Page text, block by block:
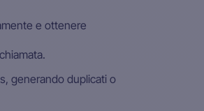
e ottenere
generando duplicati o